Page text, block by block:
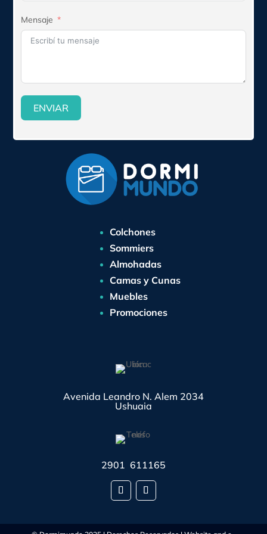
Colchones
Sommiers
Almohadas
Camas y Cunas
Muebles
Promociones
Avenida Leandro N. Alem 2034
Ushuaia
2901 611165
Mensaje
ENVIAR